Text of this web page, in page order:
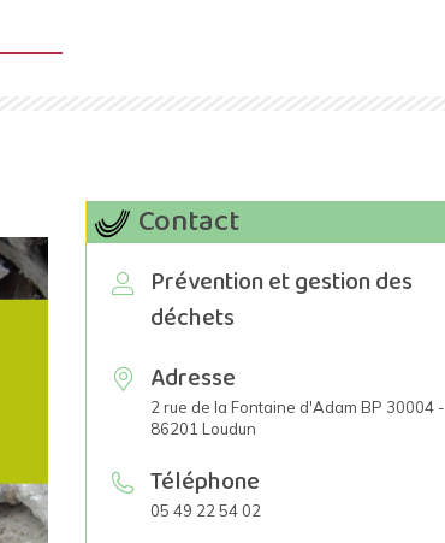
Contact
Prévention et gestion des
déchets
Adresse
2 rue de la Fontaine d'Adam BP 30004 -
86201 Loudun
Téléphone
05 49 22 54 02